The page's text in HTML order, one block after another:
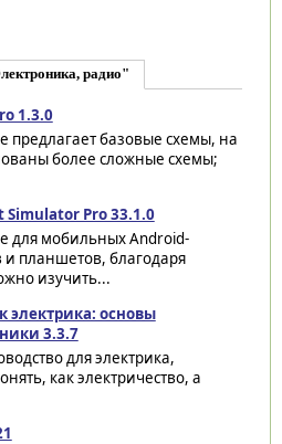
радио"
1.3.0
предлагает базовые схемы, на
более сложные схемы;
Simulator Pro 33.1.0
для мобильных Android-
планшетов, благодаря
изучить...
электрика: основы
3.3.7
для электрика,
как электричество, а